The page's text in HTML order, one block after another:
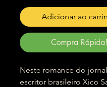
Adicionar ao
Compra Rápida!
Neste romance do
escritor brasileiro Xico